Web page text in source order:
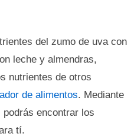
del zumo de uva con
leche y almendras,
nutrientes de otros
de alimentos. Mediante
encontrar los
tí.